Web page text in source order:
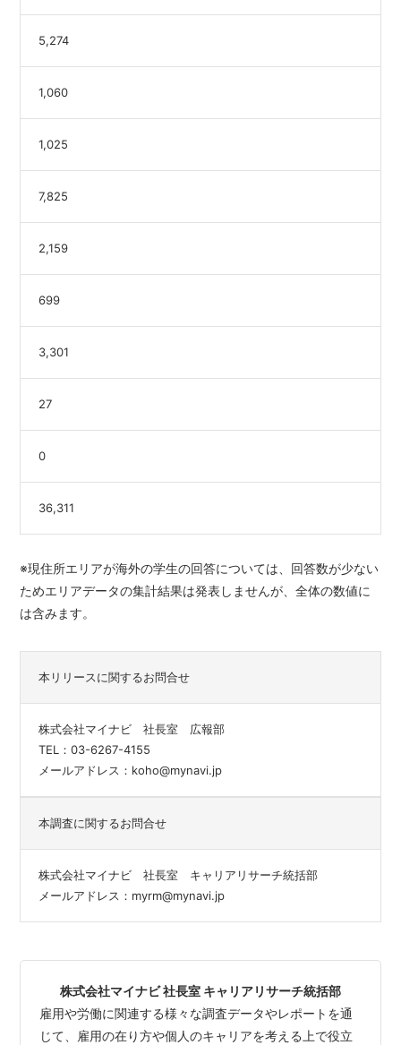
5,274
1,060
1,025
7,825
2,159
699
3,301
27
0
36,311
※現住所エリアが海外の学生の回答については、回答数が少ない
ためエリアデータの集計結果は発表しませんが、全体の数値に
は含みます。
本リリースに関するお問合せ
株式会社マイナビ 社長室 広報部
TEL：03-6267-4155
メールアドレス：koho@mynavi.jp
本調査に関するお問合せ
株式会社マイナビ 社長室 キャリアリサーチ統括部
メールアドレス：myrm@mynavi.jp
株式会社マイナビ 社長室 キャリアリサーチ統括部
雇用や労働に関連する様々な調査データやレポートを通
じて、雇用の在り方や個人のキャリアを考える上で役立